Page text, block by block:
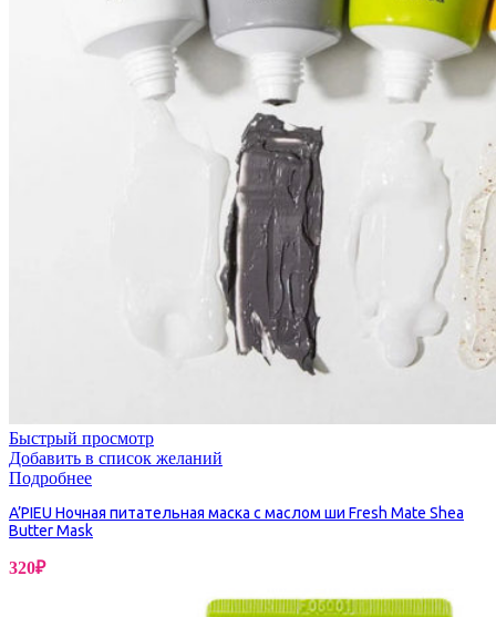
Быстрый просмотр
Добавить в список желаний
Подробнее
A’PIEU Ночная питательная маска с маслом ши Fresh Mate Shea
Butter Mask
320₽